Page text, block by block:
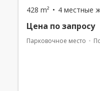
428 m² 4 местные
Цена по запросу
Парковочное место